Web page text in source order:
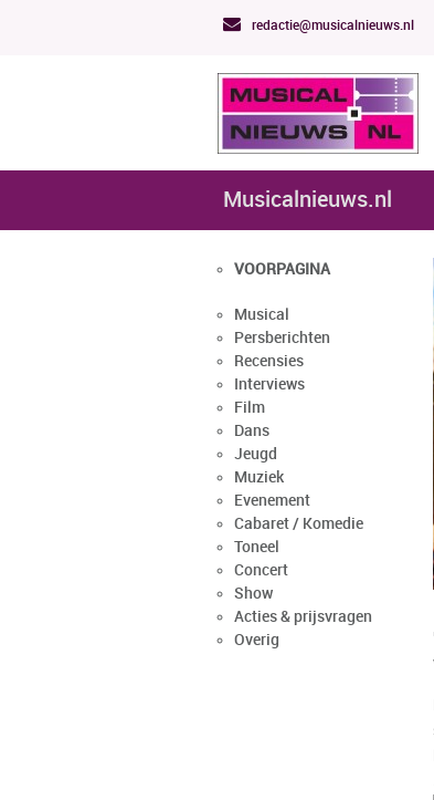
redactie@musicalnieuws.nl
Musicalnieuws.nl
VOORPAGINA
Musical
Persberichten
Recensies
Interviews
Film
Dans
Jeugd
Muziek
Evenement
Cabaret / Komedie
Toneel
Concert
Show
Acties & prijsvragen
Overig